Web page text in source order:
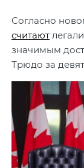
Согласно
считают
значимым
Трюдо за